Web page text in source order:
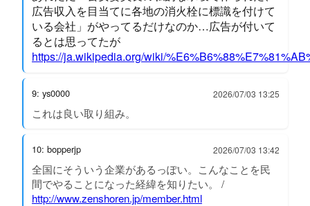
広告収入を目当てに各地の消火栓に標識を付けて
いる会社」がやってるだけなのか…広告が付いて
るとは思ってたが
https://ja.wikipedia.org/wiki/
9: ys0000 2026/07/03 13:25
これは良い取り組み。
10: bopperjp 2026/07/03 13:42
全国にそういう企業があるっぽい。こんなことを民
間でやることになった経緯を知りたい。 /
http://www.zenshoren.jp/member.html